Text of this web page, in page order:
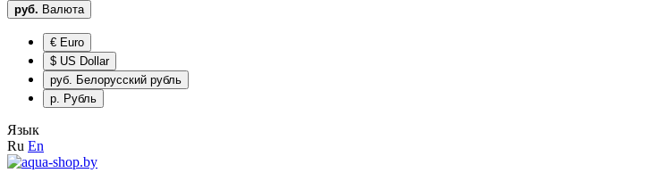
руб. Валюта
€ Euro
$ US Dollar
руб. Белорусский рубль
р. Рубль
Язык
Ru En